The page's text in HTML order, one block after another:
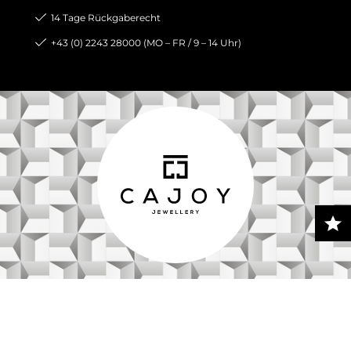
14 Tage Rückgaberecht
+43 (0) 2243 28000 (MO – FR / 9 – 14 Uhr)